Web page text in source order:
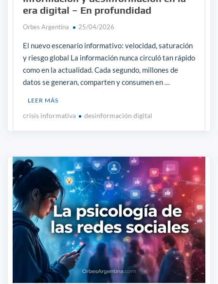
era digital – En profundidad
Orbes Argentina 25/04/2026
El nuevo escenario informativo: velocidad, saturación
y riesgo global La información nunca circuló tan rápido
como en la actualidad. Cada segundo, millones de
datos se generan, comparten y consumen en …
LEER MÁS
crisis informativa desinformación digital